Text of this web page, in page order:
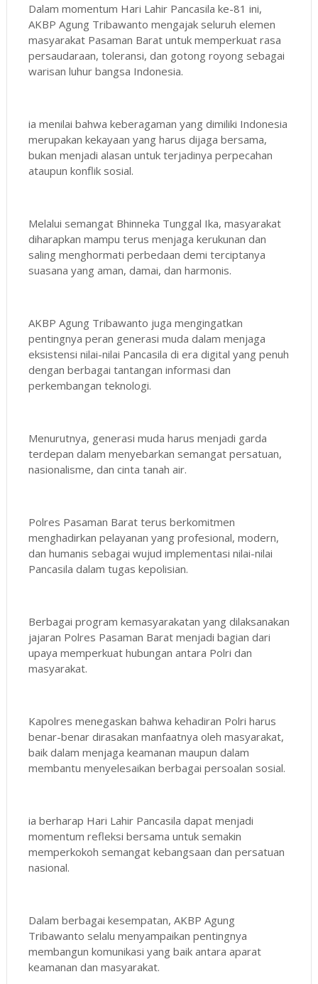
Dalam momentum Hari Lahir Pancasila ke-81 ini,
AKBP Agung Tribawanto mengajak seluruh elemen
masyarakat Pasaman Barat untuk memperkuat rasa
persaudaraan, toleransi, dan gotong royong sebagai
warisan luhur bangsa Indonesia.
ia menilai bahwa keberagaman yang dimiliki Indonesia
merupakan kekayaan yang harus dijaga bersama,
bukan menjadi alasan untuk terjadinya perpecahan
ataupun konflik sosial.
Melalui semangat Bhinneka Tunggal Ika, masyarakat
diharapkan mampu terus menjaga kerukunan dan
saling menghormati perbedaan demi terciptanya
suasana yang aman, damai, dan harmonis.
AKBP Agung Tribawanto juga mengingatkan
pentingnya peran generasi muda dalam menjaga
eksistensi nilai-nilai Pancasila di era digital yang penuh
dengan berbagai tantangan informasi dan
perkembangan teknologi.
Menurutnya, generasi muda harus menjadi garda
terdepan dalam menyebarkan semangat persatuan,
nasionalisme, dan cinta tanah air.
Polres Pasaman Barat terus berkomitmen
menghadirkan pelayanan yang profesional, modern,
dan humanis sebagai wujud implementasi nilai-nilai
Pancasila dalam tugas kepolisian.
Berbagai program kemasyarakatan yang dilaksanakan
jajaran Polres Pasaman Barat menjadi bagian dari
upaya memperkuat hubungan antara Polri dan
masyarakat.
Kapolres menegaskan bahwa kehadiran Polri harus
benar-benar dirasakan manfaatnya oleh masyarakat,
baik dalam menjaga keamanan maupun dalam
membantu menyelesaikan berbagai persoalan sosial.
ia berharap Hari Lahir Pancasila dapat menjadi
momentum refleksi bersama untuk semakin
memperkokoh semangat kebangsaan dan persatuan
nasional.
Dalam berbagai kesempatan, AKBP Agung
Tribawanto selalu menyampaikan pentingnya
membangun komunikasi yang baik antara aparat
keamanan dan masyarakat.